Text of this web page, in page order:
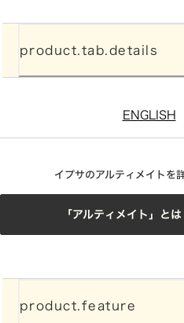
product.tab.details
ENGLISH
イプサのアルティメイトを
「アルティメイト」とは
product.feature